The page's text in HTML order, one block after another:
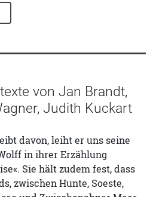
von Jan Brandt,
Judith Kuckart
davon, leiht er uns seine
in ihrer Erzählung
Sie hält zudem fest, dass
zwischen Hunte, Soeste,